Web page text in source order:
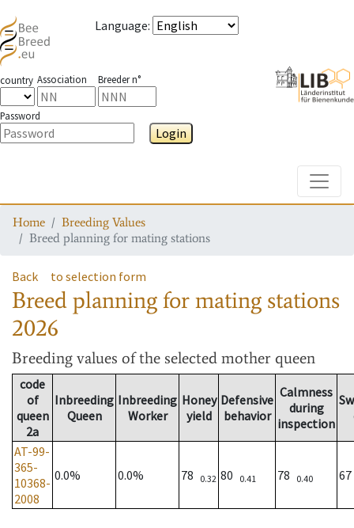
Language:
country Association Breeder n°
Password
Login
Home
Breeding Values
Breed planning for mating stations
Back to selection form
Breed planning for mating stations
2026
Breeding values of the selected mother queen
code
of
queen
2a
Inbreeding
Queen
Inbreeding
Worker
Honey
yield
Defensive
behavior
Calmness
during
inspection
AT-99-
365-
10368-
2008
0.0% 0.0% 78 0.32 80 0.41 78 0.40